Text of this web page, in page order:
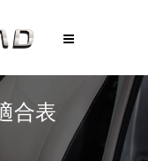
合表